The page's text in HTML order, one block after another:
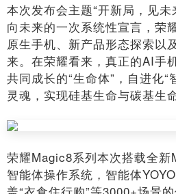
本次发布会主题“开新局，见
向未来的一次系统性宣言，荣
原生手机、新产品形态探索以
来。在荣耀看来，真正的AI手
共同成长的“生命体”，自进化“
灵魂，实现硅基生命与碳基生
荣耀Magic8系列本次搭载全
智能体操作系统，智能体